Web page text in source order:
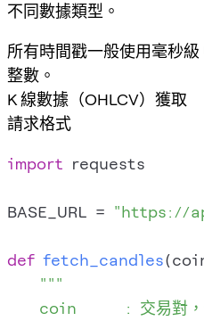
不同數據類型。
所有時間戳一般使用毫秒
整數。
K 線數據（OHLCV）獲取
請求格式
import requests
BASE_URL = "https://
def fetch_candles(
"""
coin      : 交易對